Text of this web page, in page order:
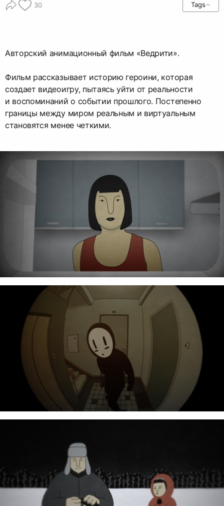
30 Tags
Авторский анимационный фильм «Ведрити».
Фильм рассказывает историю героини, которая
создает видеоигру, пытаясь уйти от реальности
и воспоминаний о событии прошлого. Постепенно
границы между миром реальным и виртуальным
становятся менее четкими.